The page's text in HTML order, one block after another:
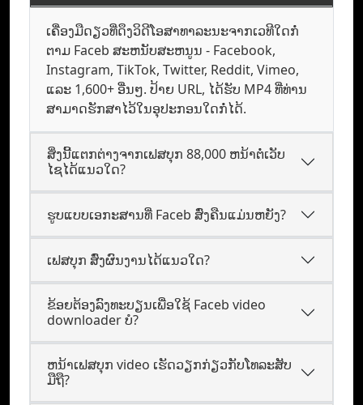
ເຄື່ອງມືດຽວທີ່ດຶງວິດີໂອສາທາລະນະຈາກເວທີໃດກໍ່
ຕາມ Faceb ສະຫນັບສະຫນູນ - Facebook,
Instagram, TikTok, Twitter, Reddit, Vimeo,
ແລະ 1,600+ ອື່ນໆ. ປ້າຍ URL, ໄດ້ຮັບ MP4 ທີ່ທ່ານ
ສາມາດຮັກສາໄວ້ໃນອຸປະກອນໃດກໍ່ໄດ້.
ສິ່ງນີ້ແຕກຕ່າງຈາກເຟສບຸກ 88,000 ຫນ້າຕໍ່ເວັບ
ໄຊໄດ້ແນວໃດ?
ຮູບແບບ​ເອກະສານ​ທີ່ Faceb ສົ່ງຄືນແມ່ນຫຍັງ?
ເຟສບຸກ ສົ່ງຜົນງານໄດ້ແນວໃດ?
ຂ້ອຍຕ້ອງລົງທະບຽນເພື່ອໃຊ້ Faceb video
downloader ບໍ?
ຫນ້າເຟສບຸກ video ເຮັດວຽກກ່ຽວກັບໂທລະສັບ
ມືຖື?